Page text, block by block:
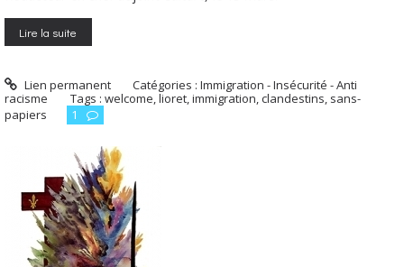
Lire la suite
Lien permanent Catégories :Immigration - Insécurité - Anti
racisme
Tags : welcome,lioret,immigration,clandestins, sans-
papiers
1